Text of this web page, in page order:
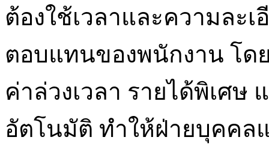
ต้องใช้เวลาและความละ
ตอบแทนของพนักงาน โด
ค่าล่วงเวลา รายได้พิเศษ
อัตโนมัติ ทำให้ฝ่ายบุคค